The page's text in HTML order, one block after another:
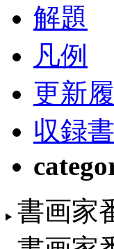
解題
凡例
更新
収録
書画家